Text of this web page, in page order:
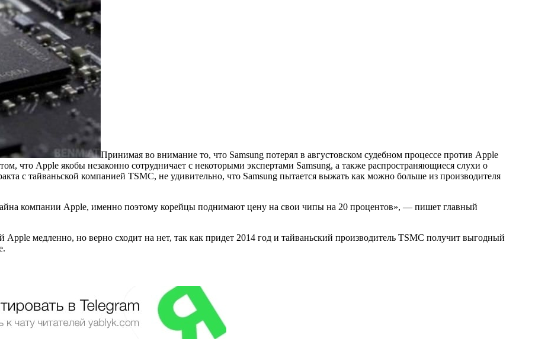
Принимая во внимание то, что Samsung потерял в августовском судебном процессе против Apple
что Apple якобы незаконно сотрудничает с некоторыми экспертами Samsung, а также распространяющиеся слухи о
с тайваньской компанией TSMC, не удивительно, что Samsung пытается выжать как можно больше из производителя
компании Apple, именно поэтому корейцы поднимают цену на свои чипы на 20 процентов», — пишет главный
Apple медленно, но верно сходит на нет, так как придет 2014 год и тайваньский производитель TSMC получит выгодный